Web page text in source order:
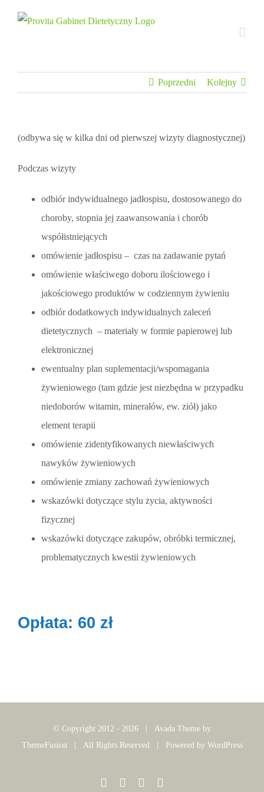
Poprzedni Kolejny
(odbywa się w kilka dni od pierwszej wizyty diagnostycznej)
Podczas wizyty
odbiór indywidualnego jadłospisu, dostosowanego do
choroby, stopnia jej zaawansowania i chorób
współistniejących
omówienie jadłospisu – czas na zadawanie pytań
omówienie właściwego doboru ilościowego i
jakościowego produktów w codziennym żywieniu
odbiór dodatkowych indywidualnych zaleceń
dietetycznych – materiały w formie papierowej lub
elektronicznej
ewentualny plan suplementacji/wspomagania
żywieniowego (tam gdzie jest niezbędna w przypadku
niedoborów witamin, minerałów, ew. ziół) jako
element terapii
omówienie zidentyfikowanych niewłaściwych
nawyków żywieniowych
omówienie zmiany zachowań żywieniowych
wskazówki dotyczące stylu życia, aktywności
fizycznej
wskazówki dotyczące zakupów, obróbki termicznej,
problematycznych kwestii żywieniowych
Opłata: 60 zł
© Copyright 2012 - 2026 | Avada Theme by
ThemeFusion | All Rights Reserved | Powered by WordPress
FacebookPinterest
Rss